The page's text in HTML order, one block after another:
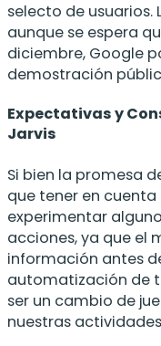
selecto de usuarios.
aunque se espera
diciembre, Google
demostración
Expectativas y
Jarvis
Si bien la promesa
que tener en
experimentar
acciones, ya que el
información antes
automatización de
ser un cambio de
nuestras